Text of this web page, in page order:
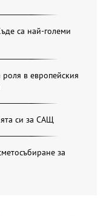
са най-големи
в европейския
си за САЩ
за